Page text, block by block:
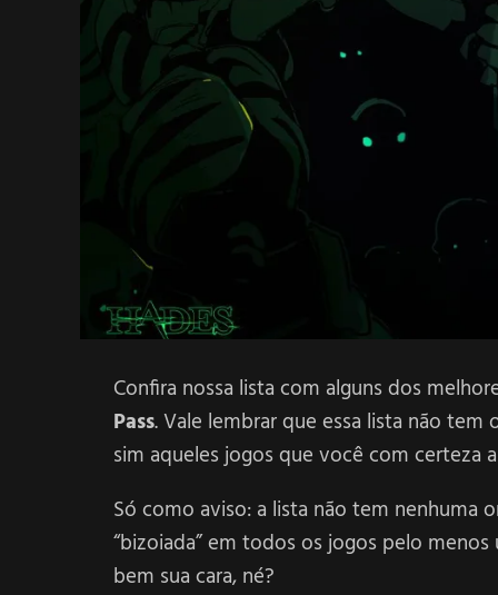
Confira nossa lista com alguns dos
Pass. Vale lembrar que essa lista não
sim aqueles jogos que você com certeza
Só como aviso: a lista não tem nenhuma
“bizoiada” em todos os jogos pelo
bem sua cara, né?